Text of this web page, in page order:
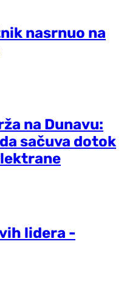
nasrnuo na
na Dunavu:
sačuva dotok
lidera -